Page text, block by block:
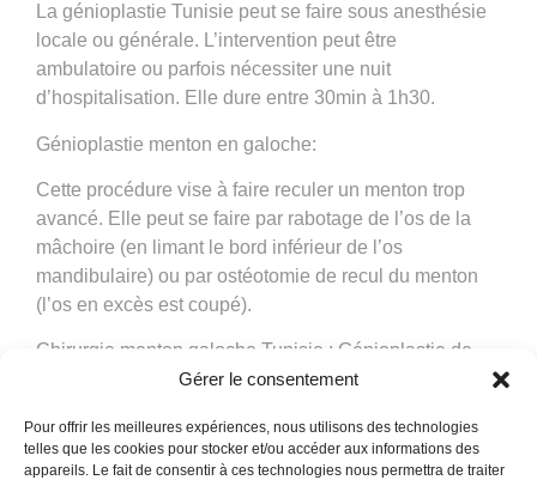
Gérer le consentement
Pour offrir les meilleures expériences, nous utilisons des technologies
telles que les cookies pour stocker et/ou accéder aux informations des
appareils. Le fait de consentir à ces technologies nous permettra de traiter
La génioplastie Tunisie peut se faire sous anesthésie
locale ou générale. L’intervention peut être
ambulatoire ou parfois nécessiter une nuit
d’hospitalisation. Elle dure entre 30min à 1h30.
Génioplastie menton en galoche:
Cette procédure vise à faire reculer un menton trop
avancé. Elle peut se faire par rabotage de l’os de la
mâchoire (en limant le bord inférieur de l’os
mandibulaire) ou par ostéotomie de recul du menton
(l’os en excès est coupé).
Chirurgie menton galoche Tunisie : Génioplastie de
Cette procédure vise à faire reculer un menton trop
avancé, appelé aussi menton saillant. Elle peut se